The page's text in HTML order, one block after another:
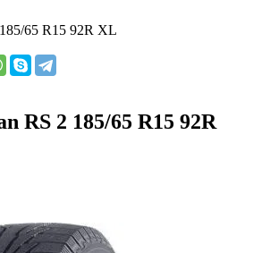
65 R15 92R XL
RS 2 185/65 R15 92R